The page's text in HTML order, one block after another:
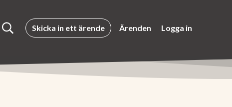
Skicka in ett ärende Ärenden Logga in